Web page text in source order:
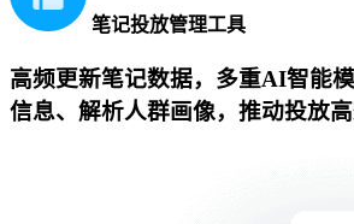
笔记投放管理工具
高频更新笔记数据，多重AI智能
信息、解析人群画像，推动投放高